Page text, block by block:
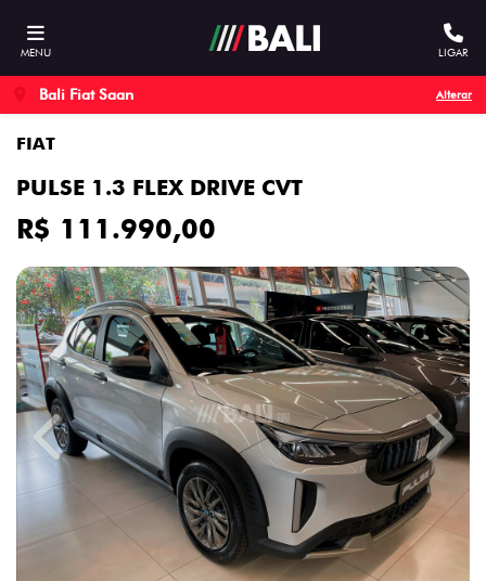
MENU LIGAR
Bali Fiat Saan Alterar
FIAT
PULSE 1.3 FLEX DRIVE CVT
R$ 111.990,00
Previous Next